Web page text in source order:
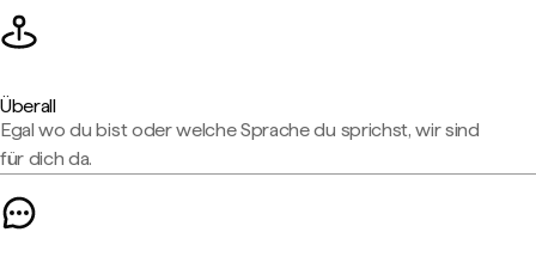
Überall
Egal wo du bist oder welche Sprache du sprichst, wir sind
für dich da.